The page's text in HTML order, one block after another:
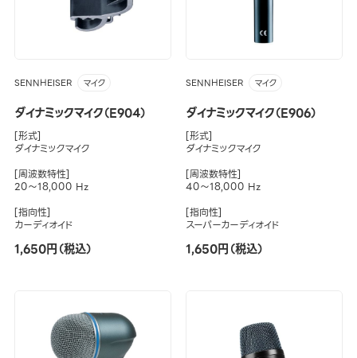
SENNHEISER マイク
ダイナミックマイク（E904）
[形式]
ダイナミックマイク
[周波数特性]
20～18,000 Hz
[指向性]
カーディオイド
1,650円（税込）
SENNHEISER マイク
ダイナミックマイク（E906）
[形式]
ダイナミックマイク
[周波数特性]
40～18,000 Hz
[指向性]
スーパーカーディオイド
1,650円（税込）